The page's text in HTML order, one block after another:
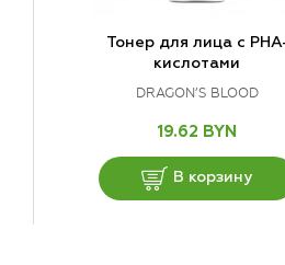
Тонер для лица с
кислотами
DRAGON’S BLOOD
19.62 BYN
В корзину